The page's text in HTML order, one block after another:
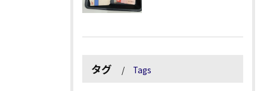
タグ Tags